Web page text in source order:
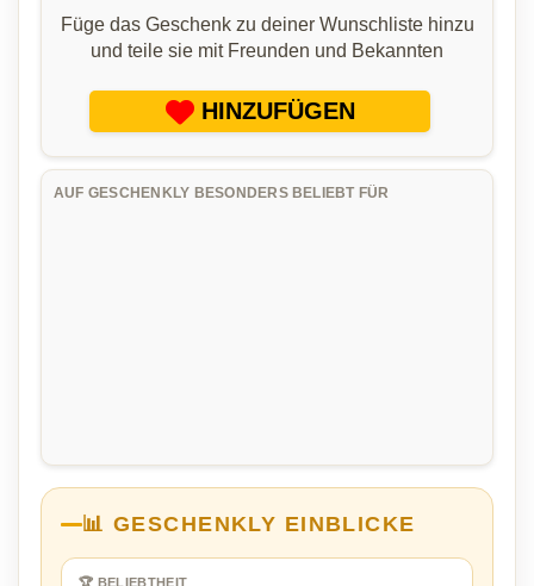
Füge das Geschenk zu deiner Wunschliste hinzu
und teile sie mit Freunden und Bekannten
HINZUFÜGEN
AUF GESCHENKLY BESONDERS BELIEBT FÜR
📊 GESCHENKLY EINBLICKE
🏆 BELIEBTHEIT